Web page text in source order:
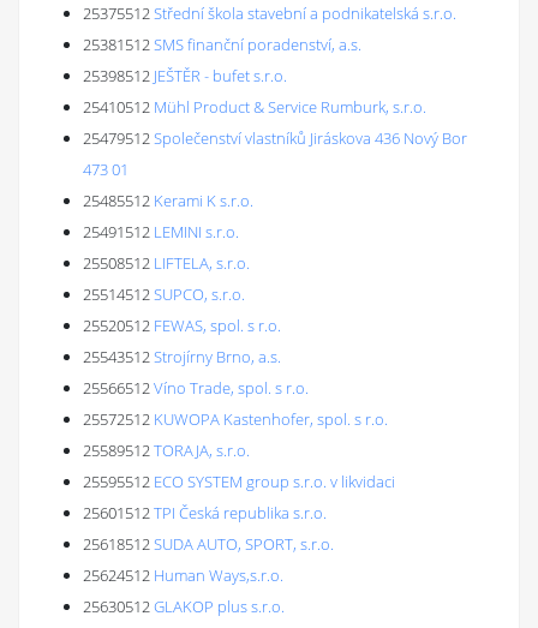
25375512Střední škola stavební a podnikatelská s.r.o.
25381512SMS finanční poradenství, a.s.
25398512 JEŠTĚR - bufet s.r.o.
25410512 Mühl Product & Service Rumburk, s.r.o.
25479512Společenství vlastníků Jiráskova 436 Nový Bor
473 01
25485512 Kerami K s.r.o.
25491512 LEMINI s.r.o.
25508512 LIFTELA, s.r.o.
25514512SUPCO, s.r.o.
25520512 FEWAS, spol. s r.o.
25543512Strojírny Brno, a.s.
25566512Víno Trade, spol. s r.o.
25572512 KUWOPA Kastenhofer, spol. s r.o.
25589512TORAJA, s.r.o.
25595512 ECO SYSTEM group s.r.o. v likvidaci
25601512TPI Česká republika s.r.o.
25618512SUDA AUTO, SPORT, s.r.o.
25624512 Human Ways,s.r.o.
25630512GLAKOP plus s.r.o.